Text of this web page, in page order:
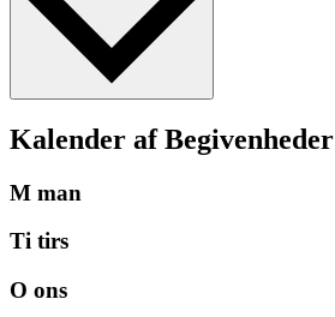
Kalender af Begivenheder
M man
Ti tirs
O ons